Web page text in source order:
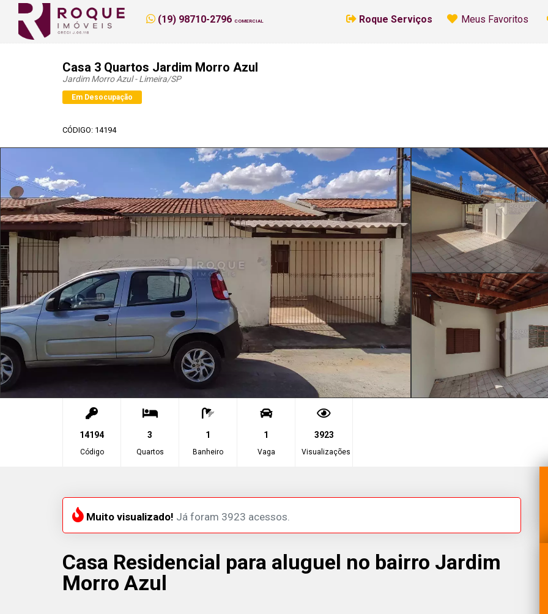
(19) 98710-2796 COMERCIAL Roque Serviços Meus Favoritos
Casa 3 Quartos Jardim Morro Azul
Jardim Morro Azul - Limeira/SP
Em Desocupação
CÓDIGO: 14194
14194
Código
3
Quartos
1
Banheiro
1
Vaga
3923
Visualizações
Muito visualizado! Já foram 3923 acessos.
Casa Residencial para aluguel no bairro Jardim
Morro Azul